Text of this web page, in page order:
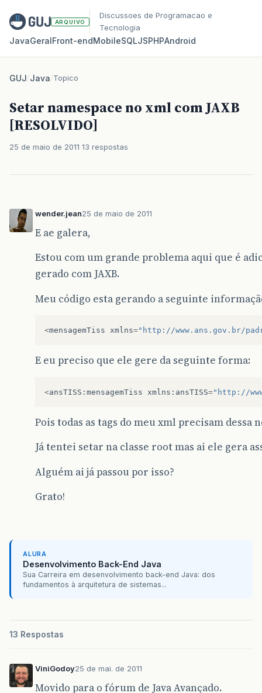
ARQUIVO
Discussoes de Programacao e
Tecnologia
JavaGeralFront‑endMobileSQLJSPHPAndroid
GUJ/Java/Topico
Setar namespace no xml com JAXB
[RESOLVIDO]
25 de maio de 2011 13 respostas
wender.jean25 de maio de 2011
E ae galera,
Estou com um grande problema aqui que é
gerado com JAXB.
Meu código esta gerando a seguinte
<mensagemTiss xmlns="http://www.ans.gov.br/
E eu preciso que ele gere da seguinte forma:
<ansTISS : mensagemTiss xmlns : ansTISS="http://
Pois todas as tags do meu xml precisam dessa
Já tentei setar na classe root mas ai ele gera
Alguém ai já passou por isso?
Grato!
ALURA
Desenvolvimento Back-End Java
Sua Carreira em desenvolvimento back-end Java: dos
fundamentos à arquitetura de sistemas...
13 Respostas
ViniGodoy25 de mai. de 2011
Movido para o fórum de Java Avançado.